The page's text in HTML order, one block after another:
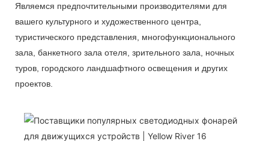
Являемся предпочтительными производителями для
вашего культурного и художественного центра,
туристического представления, многофункционального
зала, банкетного зала отеля, зрительного зала, ночных
туров, городского ландшафтного освещения и других
проектов.